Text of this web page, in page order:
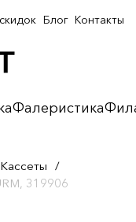
Фалеристика
Блог Контакты
/
319906